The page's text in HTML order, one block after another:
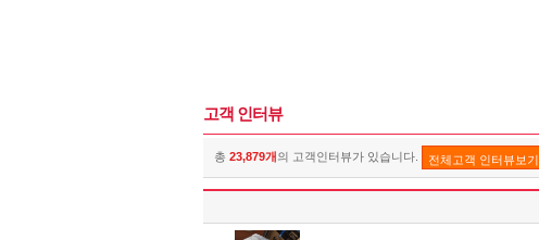
고객 인터뷰
총 23,879개의 고객인터뷰가 있습니다. 전체고객 인터뷰보기